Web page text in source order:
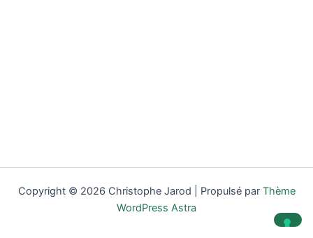
Copyright © 2026 Christophe Jarod | Propulsé par Thème
WordPress Astra